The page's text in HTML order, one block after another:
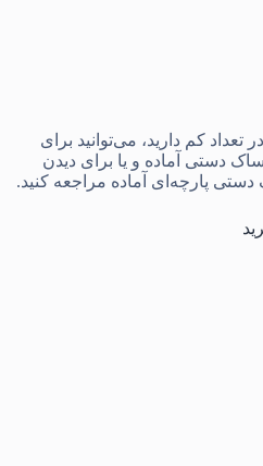
کم دارید، می‌توانید برای
ساک دستی آماده و یا برای دیدن
پارچه‌ای آماده مراجعه کنید.